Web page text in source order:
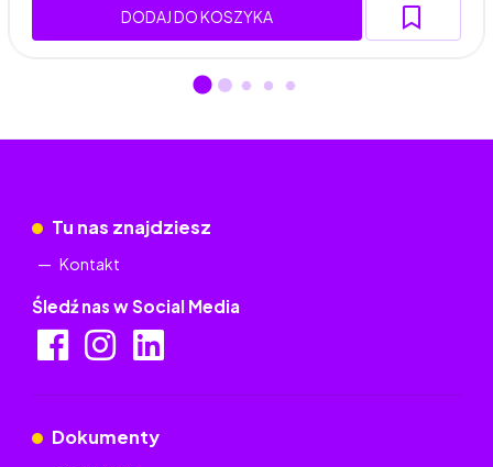
DODAJ DO KOSZYKA
Tu nas znajdziesz
Kontakt
Śledź nas w Social Media
Dokumenty